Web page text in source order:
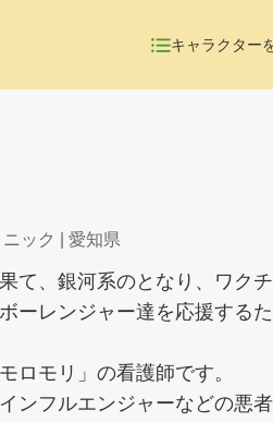
キャラクター
ック | 愛知県
て、銀河系のとなり、ワク
ーレンジャー達を応援する
ロモリ」の看護師です。
ンフルエンジャーなどの悪